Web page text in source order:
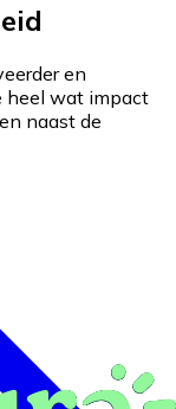
en
heel wat impact
naast de